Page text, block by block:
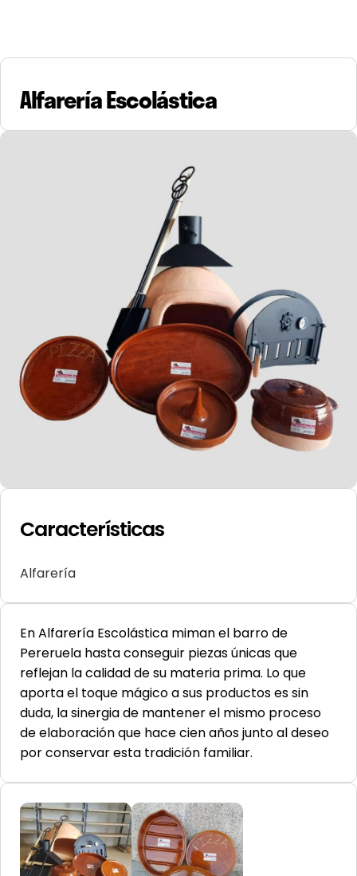
Alfarería Escolástica
Características
Alfarería
En Alfarería Escolástica miman el barro de
Pereruela hasta conseguir piezas únicas que
reflejan la calidad de su materia prima. Lo que
aporta el toque mágico a sus productos es sin
duda, la sinergia de mantener el mismo proceso
de elaboración que hace cien años junto al deseo
por conservar esta tradición familiar.